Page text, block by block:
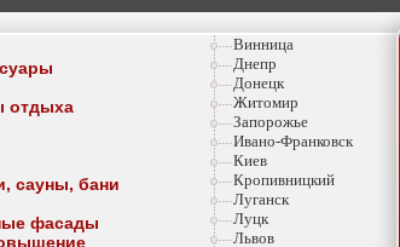
отдыха
сауны, бани
фасады
Винница
Днепр
Донецк
Житомир
Запорожье
Ивано-Франковск
Киев
Кропивницкий
Луганск
Луцк
Львов